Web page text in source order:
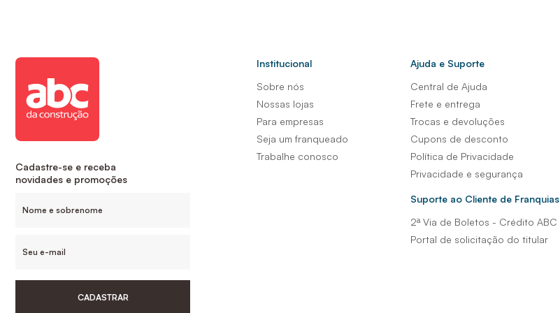
Cadastre-se e receba
novidades e promoções
CADASTRAR
Institucional
Sobre nós
Nossas lojas
Para empresas
Seja um franqueado
Trabalhe conosco
Ajuda e Suporte
Central de Ajuda
Frete e entrega
Trocas e devoluções
Cupons de desconto
Política de Privacidade
Privacidade e segurança
Suporte ao Cliente de Franquias
2ª Via de Boletos - Crédito ABC
Portal de solicitação do titular